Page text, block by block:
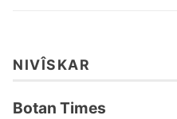
NIVÎSKAR
Botan Times